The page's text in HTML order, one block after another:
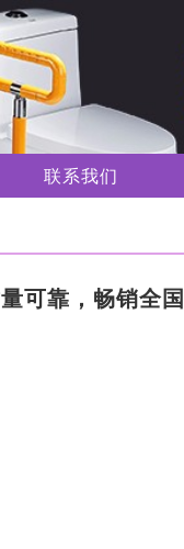
联系我们
可靠，畅销全国